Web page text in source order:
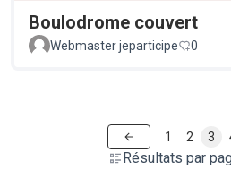
Boulodrome couvert
Webmaster jeparticipe
0
Résultats par
1 2 3